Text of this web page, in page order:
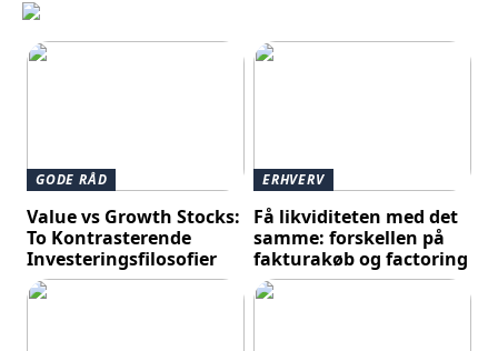
GODE RÅD
Value vs Growth Stocks:
To Kontrasterende
Investeringsfilosofier
ERHVERV
Få likviditeten med det
samme: forskellen på
fakturakøb og factoring